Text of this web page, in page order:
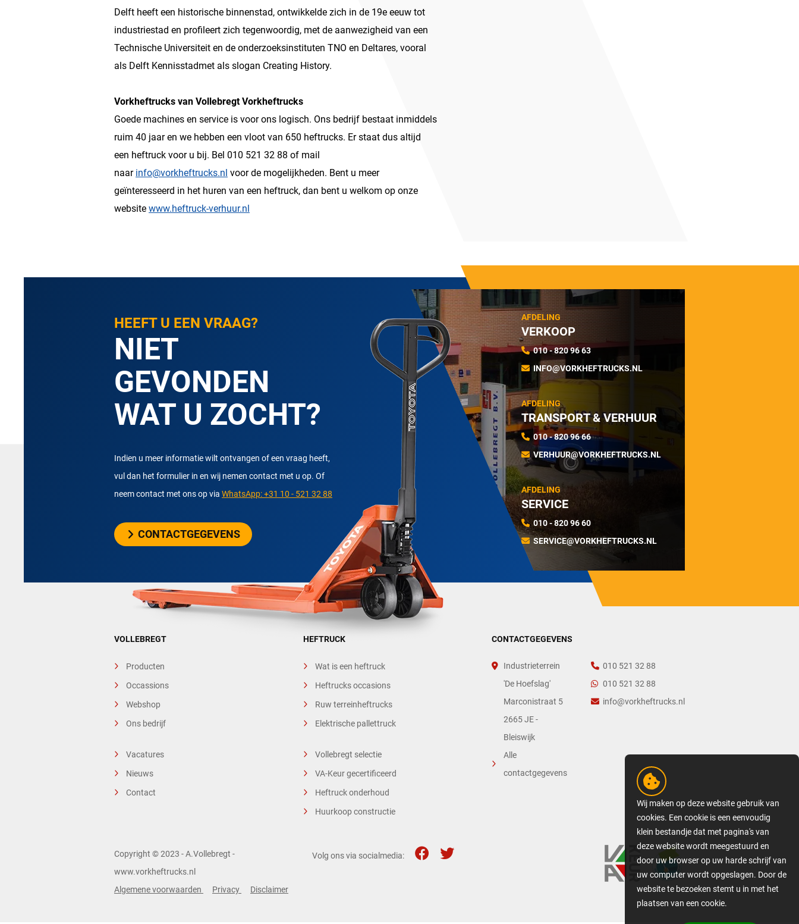
Delft heeft een historische binnenstad, ontwikkelde zich in de 19e eeuw tot
industriestad en profileert zich tegenwoordig, met de aanwezigheid van een
Technische Universiteit en de onderzoeksinstituten TNO en Deltares, vooral
als Delft Kennisstadmet als slogan Creating History.
Vorkheftrucks van Vollebregt Vorkheftrucks
Goede machines en service is voor ons logisch. Ons bedrijf bestaat inmiddels
ruim 40 jaar en we hebben een vloot van 650 heftrucks. Er staat dus altijd
een heftruck voor u bij. Bel 010 521 32 88 of mail
naar info@vorkheftrucks.nl voor de mogelijkheden. Bent u meer
geïnteresseerd in het huren van een heftruck, dan bent u welkom op onze
website www.heftruck-verhuur.nl
HEEFT U EEN VRAAG?
NIET
GEVONDEN
WAT U ZOCHT?
Indien u meer informatie wilt ontvangen of een vraag heeft,
vul dan het formulier in en wij nemen contact met u op. Of
neem contact met ons op via WhatsApp: +31 10 - 521 32 88
CONTACTGEGEVENS
AFDELING
VERKOOP
010 - 820 96 63
INFO@VORKHEFTRUCKS.NL
AFDELING
TRANSPORT & VERHUUR
010 - 820 96 66
VERHUUR@VORKHEFTRUCKS.NL
AFDELING
SERVICE
010 - 820 96 60
SERVICE@VORKHEFTRUCKS.NL
VOLLEBREGT
Producten
Occassions
Webshop
Ons bedrijf
Vacatures
Nieuws
Contact
HEFTRUCK
Wat is een heftruck
Heftrucks occasions
Ruw terreinheftrucks
Elektrische pallettruck
Vollebregt selectie
VA-Keur gecertificeerd
Heftruck onderhoud
Huurkoop constructie
CONTACTGEGEVENS
Industrieterrein
'De Hoefslag'
Marconistraat 5
2665 JE -
Bleiswijk
Alle
contactgegevens
010 521 32 88
010 521 32 88
info@vorkheftrucks.nl
Copyright © 2023 - A.Vollebregt -
www.vorkheftrucks.nl
Algemene voorwaarden
Privacy Disclaimer
Volg ons via socialmedia:
Wij maken op deze website gebruik van
cookies. Een cookie is een eenvoudig
klein bestandje dat met pagina's van
deze website wordt meegestuurd en
door uw browser op uw harde schrijf van
uw computer wordt opgeslagen. Door de
website te bezoeken stemt u in met het
plaatsen van een cookie.